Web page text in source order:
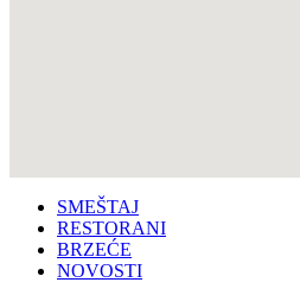
SMEŠTAJ
RESTORANI
BRZEĆE
NOVOSTI